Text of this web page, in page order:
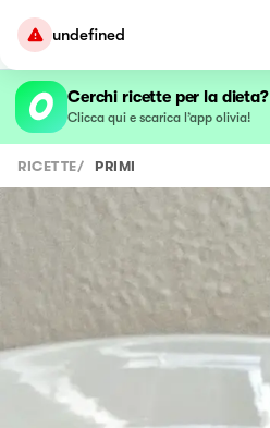
undefined
Cerchi ricette per la dieta?
Clicca qui e scarica l’app olivia!
RICETTE/ PRIMI